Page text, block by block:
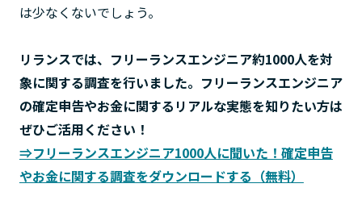
は少なくないでしょう。
リランスでは、フリーランスエンジニア約1000人を対
象に関する調査を行いました。フリーランスエンジニア
の確定申告やお金に関するリアルな実態を知りたい方は
ぜひご活用ください！
⇒フリーランスエンジニア1000人に聞いた！確定申告
やお金に関する調査をダウンロードする（無料）